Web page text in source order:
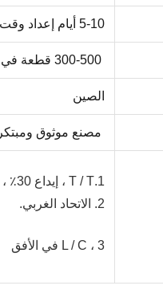
5-10 أيام إعداد وقت الإنتاج
300-500 قطعة في الكرتون
الصين
مصنع موثوق ومبتكر
1.T / T ، إيداع 30٪ ، 70٪ ضد الشحن.
2. الاتحاد الغربي.
3 ، L / C في الأفق